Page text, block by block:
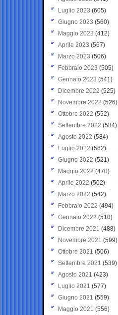
Luglio 2023 (605)
Giugno 2023 (560)
Maggio 2023 (412)
Aprile 2023 (567)
Marzo 2023 (506)
Febbraio 2023 (505)
Gennaio 2023 (541)
Dicembre 2022 (525)
Novembre 2022 (526)
Ottobre 2022 (552)
Settembre 2022 (584)
Agosto 2022 (584)
Luglio 2022 (562)
Giugno 2022 (521)
Maggio 2022 (470)
Aprile 2022 (502)
Marzo 2022 (542)
Febbraio 2022 (494)
Gennaio 2022 (510)
Dicembre 2021 (488)
Novembre 2021 (599)
Ottobre 2021 (506)
Settembre 2021 (539)
Agosto 2021 (423)
Luglio 2021 (577)
Giugno 2021(559)
Maggio 2021 (556)